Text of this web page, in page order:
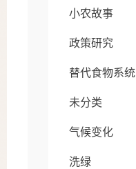
小农故事
政策研究
替代食物系统
未分类
气候变化
洗绿